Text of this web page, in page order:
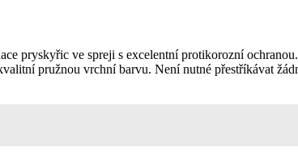
pryskyřic ve spreji s excelentní protikorozní
pružnou vrchní barvu. Není nutné přestříkávat